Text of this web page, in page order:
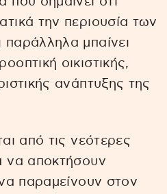
την περιουσία των
μπαίνει
οικιστικής,
ανάπτυξης της
από τις νεότερες
να αποκτήσουν
παραμείνουν στον